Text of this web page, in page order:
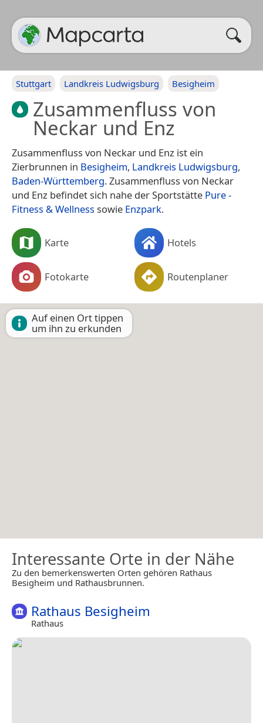
Stuttgart Landkreis Ludwigsburg Besigheim
Zusammenfluss von
Neckar und Enz
Zusammenfluss von Neckar und Enz ist ein
Zierbrunnen in Besigheim, Landkreis Ludwigsburg,
Baden-Württemberg. Zusammenfluss von Neckar
und Enz befindet sich nahe der Sportstätte Pure -
Fitness & Wellnesssowie Enzpark.
Karte Hotels
Fotokarte Routenplaner
Auf einen Ort tippen
um ihn zu erkunden
Interessante Orte in der Nähe
Zu den bemerkenswerten Orten gehören Rathaus
Besigheim und Rathausbrunnen.
Rathaus Besigheim
Rathaus